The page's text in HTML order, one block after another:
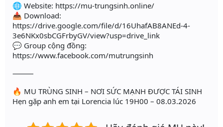
🌐 Website: https://mu-trungsinh.online/
📥 Download:
https://drive.google.com/file/d/16UhafAB8ANEd-4-
3e6NKx0sbCGFrbyGV/view?usp=drive_link
💬 Group cộng đồng:
https://www.facebook.com/mutrungsinh
⸻
🔥 MU TRÙNG SINH – NƠI SỨC MẠNH ĐƯỢC TÁI SINH
Hẹn gặp anh em tại Lorencia lúc 19H00 – 08.03.2026